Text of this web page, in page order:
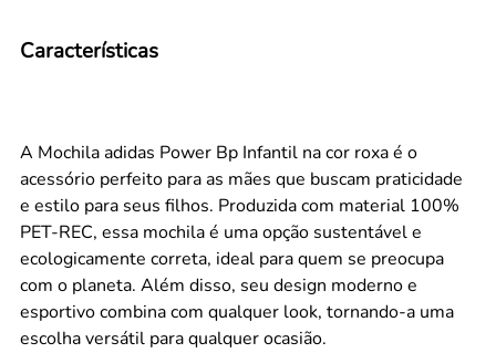
Características
A Mochila adidas Power Bp Infantil na cor roxa é o
acessório perfeito para as mães que buscam praticidade
e estilo para seus filhos. Produzida com material 100%
PET-REC, essa mochila é uma opção sustentável e
ecologicamente correta, ideal para quem se preocupa
com o planeta. Além disso, seu design moderno e
esportivo combina com qualquer look, tornando-a uma
escolha versátil para qualquer ocasião.